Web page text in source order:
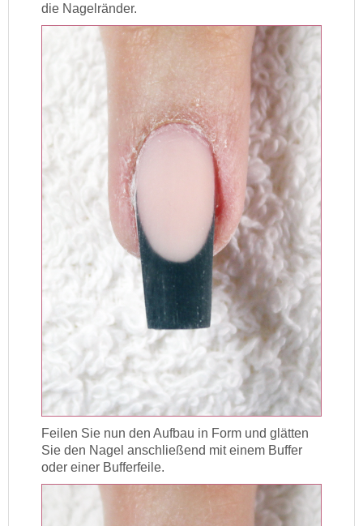
die Nagelränder.
Feilen Sie nun den Aufbau in Form und glätten
Sie den Nagel anschließend mit einem Buffer
oder einer Bufferfeile.